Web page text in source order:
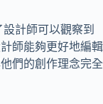
計師可以觀察到
師能夠更好地編輯
們的創作理念完全